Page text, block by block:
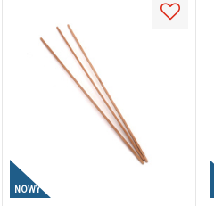
NOWY